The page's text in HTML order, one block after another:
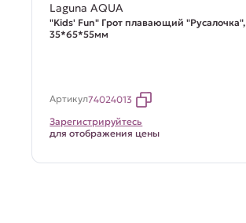
Laguna AQUA
"Kids' Fun" Грот плавающий "Русалочка",
35*65*55мм
Артикул74024013
Зарегистрируйтесь
для отображения цены